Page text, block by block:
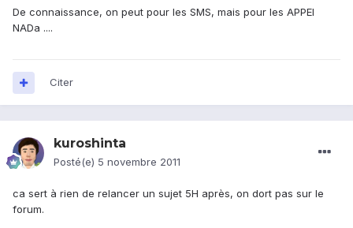
De connaissance, on peut pour les SMS, mais pour les APPEl
NADa ....
Citer
kuroshinta
Posté(e) 5 novembre 2011
ca sert à rien de relancer un sujet 5H après, on dort pas sur le
forum.